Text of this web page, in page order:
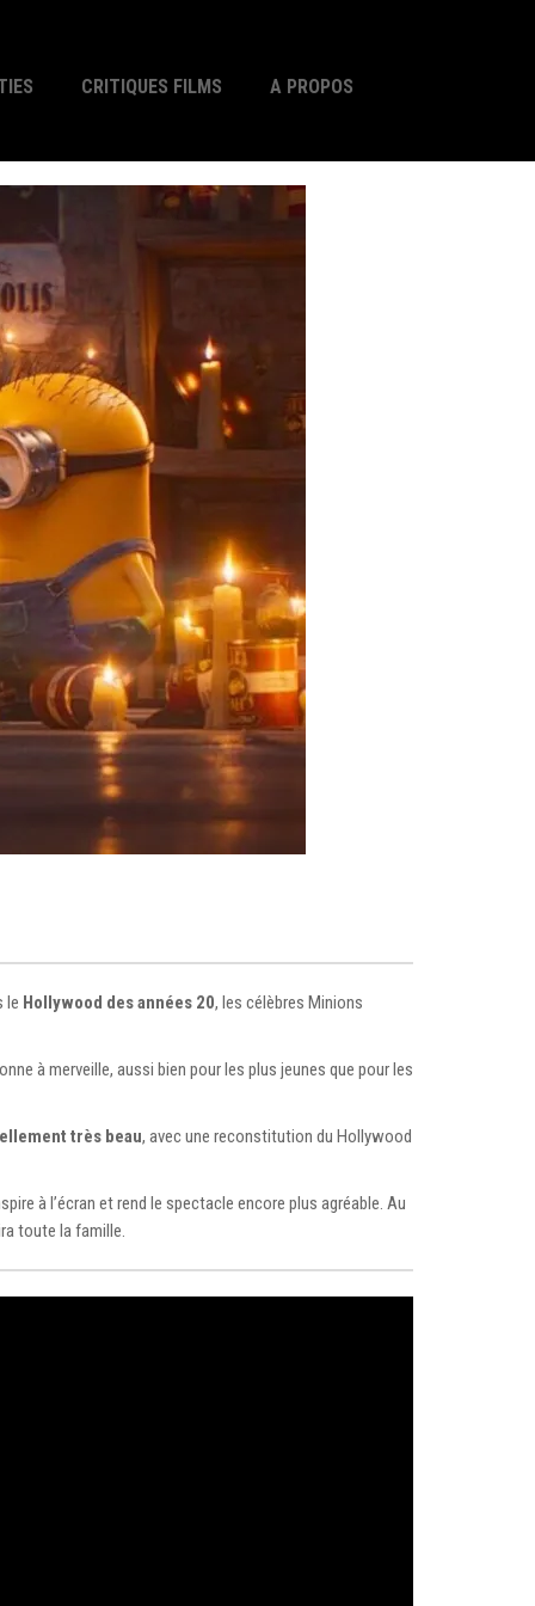
CRITIQUES FILMS A PROPOS
le Hollywood des années 20, les célèbres Minions
à merveille, aussi bien pour les plus jeunes que pour les
très beau, avec une reconstitution du Hollywood
à l’écran et rend le spectacle encore plus agréable. Au
toute la famille.